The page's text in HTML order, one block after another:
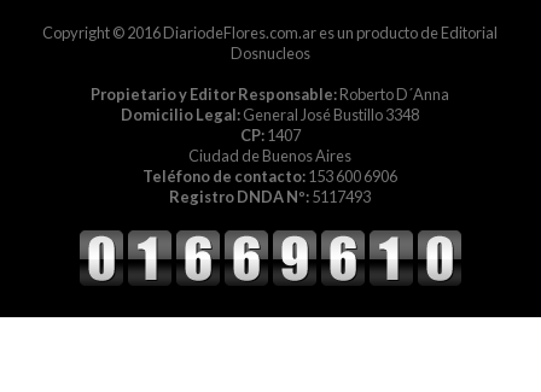
Copyright © 2016 DiariodeFlores.com.ar es un producto de Editorial
Dosnucleos
Propietario y Editor Responsable:Roberto D´Anna
Domicilio Legal:General José Bustillo 3348
CP:1407
Ciudad de Buenos Aires
Teléfono de contacto:153 600 6906
Registro DNDA Nº:5117493